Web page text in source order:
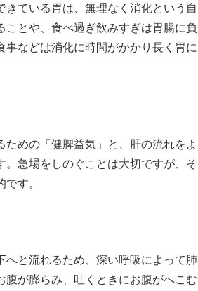
ている胃は、無理なく消化という自
とや、食べ過ぎ飲みすぎは胃腸に負
などは消化に時間がかかり長く胃に
めの「健脾益気」と、肝の流れをよ
。急場をしのぐことは大切ですが、そ
す。
と流れるため、深い呼吸によって肺
が膨らみ、吐くときにお腹がへこむ